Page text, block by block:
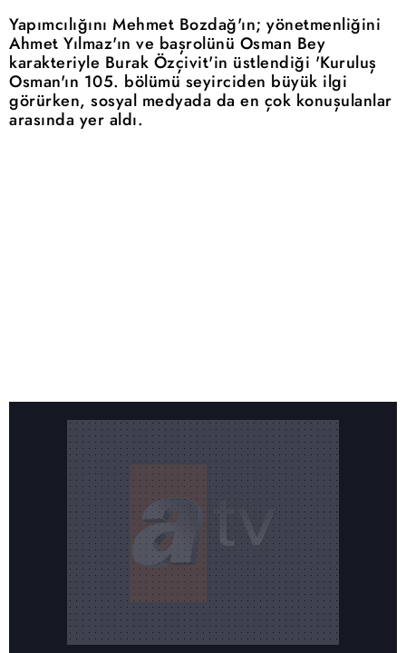
Yapımcılığını Mehmet Bozdağ'ın; yönetmenliğini
Ahmet Yılmaz'ın ve başrolünü Osman Bey
karakteriyle Burak Özçivit'in üstlendiği 'Kuruluş
Osman'ın 105. bölümü seyirciden büyük ilgi
görürken, sosyal medyada da en çok konuşulanlar
arasında yer aldı.